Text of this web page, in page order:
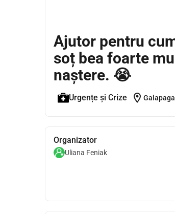
Ajutor pentru
soț bea foarte
naștere. 😭
Urgențe și Crize location_on
Organizator
Uliana Feniak